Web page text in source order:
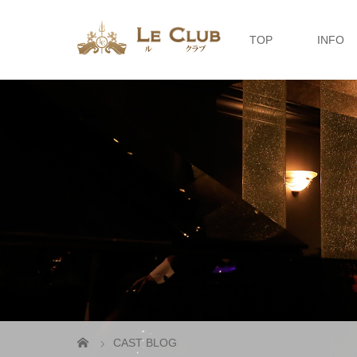
TOP INFO
CAST BLOG